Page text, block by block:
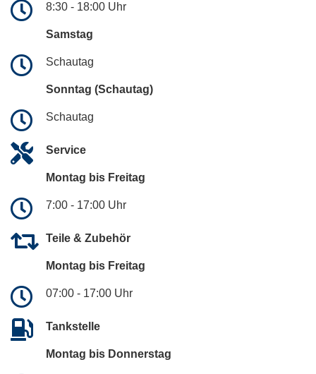
8:30 - 18:00 Uhr
Samstag
Schautag
Sonntag (Schautag)
Schautag
Service
Montag bis Freitag
7:00 - 17:00 Uhr
Teile & Zubehör
Montag bis Freitag
07:00 - 17:00 Uhr
Tankstelle
Montag bis Donnerstag